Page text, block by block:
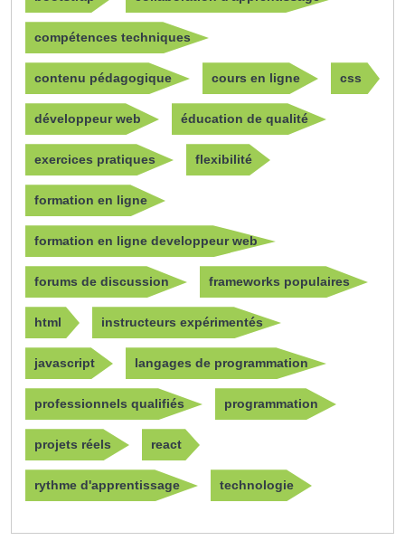
compétences techniques
contenu pédagogique cours en ligne css
développeur web éducation de qualité
exercices pratiques flexibilité
formation en ligne
formation en ligne developpeur web
forums de discussion frameworks populaires
html instructeurs expérimentés
javascript langages de programmation
professionnels qualifiés programmation
projets réels react
rythme d'apprentissage technologie